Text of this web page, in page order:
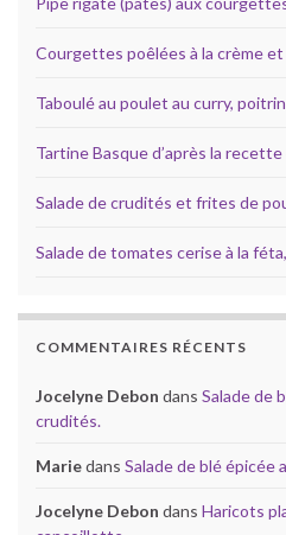
Courgettes poêlées à la crème
Taboulé au poulet au curry,
Tartine Basque d’après la
Salade de crudités et frites de
Salade de tomates cerise à la
COMMENTAIRES RÉCENTS
Jocelyne Debon dans Salade de
crudités.
Mariedans Salade de blé épicée
Jocelyne Debon dans Haricots